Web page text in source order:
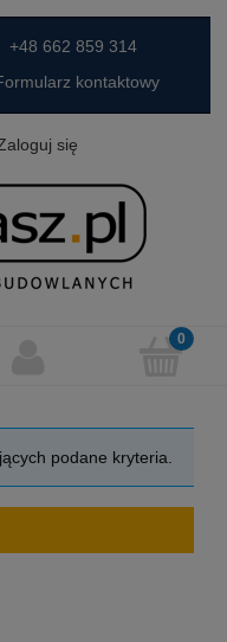
+48 662 859 314
kontaktowy
się
podane kryteria.